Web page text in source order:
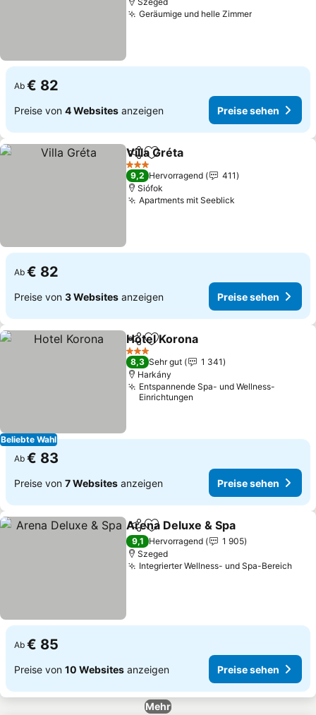
Geräumige und helle ZimmerPreise
Ab € 82
Preise von 4 Websites anzeigen Preise sehen
TeilenZu Favoriten hinzufügen
Villa Gréta
3 Sterne
9,2 Hervorragend
411
Siófok
Apartments mit Seeblick
Ab € 82
Preise von 3 Websites anzeigen Preise sehen
Beliebte Wahl
TeilenZu Favoriten hinzufügen
Hotel Korona
3 Sterne
8,3 Sehr gut
1 341
Harkány
Entspannende Spa- und Wellness-
Einrichtungen
Ab € 83
Preise von 7 Websites anzeigen Preise sehen
TeilenZu Favoriten hinzufügen
Arena Deluxe & Spa
9,1 Hervorragend
1 905
Szeged
Integrierter Wellness- und Spa-Bereich
Ab € 85
Preise von 10 Websites anzeigen Preise sehen
Mehr